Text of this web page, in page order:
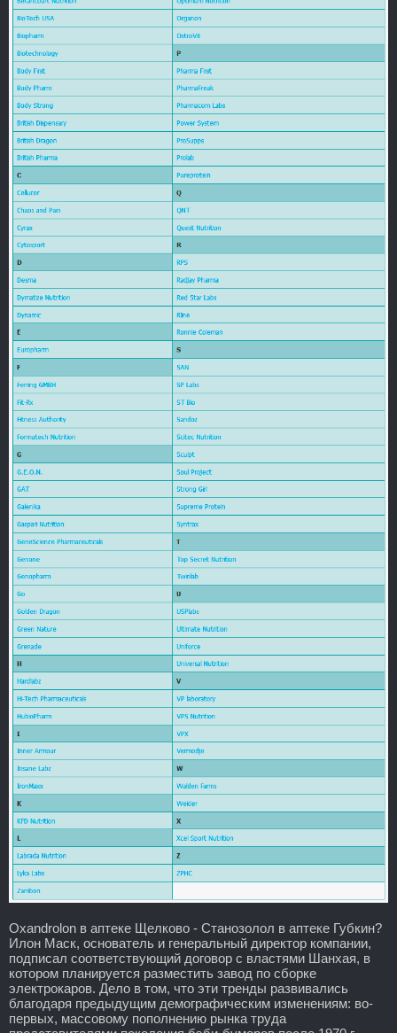
Oxandrolon в аптеке Щелково - Станозолол в аптеке Губкин?
Илон Маск, основатель и генеральный директор компании,
подписал соответствующий договор с властями Шанхая, в
котором планируется разместить завод по сборке
электрокаров. Дело в том, что эти тренды развивались
благодаря предыдущим демографическим изменениям: во-
первых, массовому пополнению рынка труда